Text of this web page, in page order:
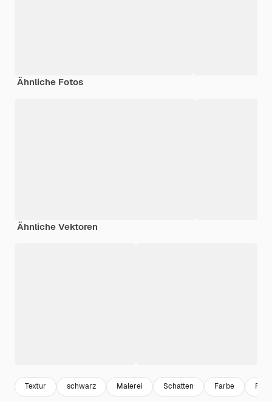
Ähnliche Fotos
Ähnliche Vektoren
Textur schwarz Malerei Schatten Farbe